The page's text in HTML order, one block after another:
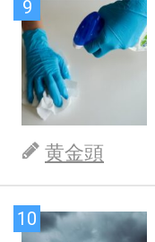
9
黄金頭
10